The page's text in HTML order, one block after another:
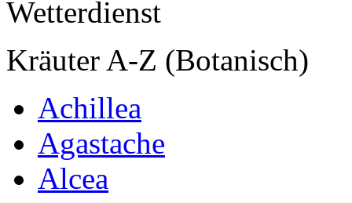
Kräuter A-Z (Botanisch)
Achillea
Agastache
Alcea